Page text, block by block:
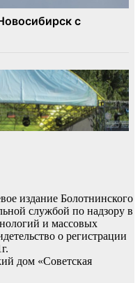
издание Болотнинского
службой по надзору в
и массовых
о регистрации
дом «Советская